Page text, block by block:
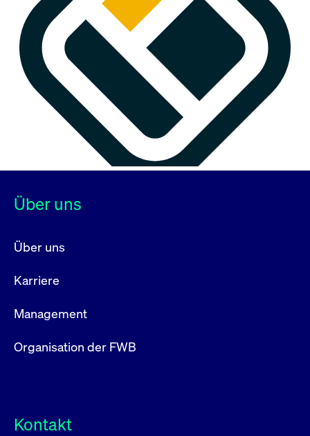
Über uns
Über uns
Karriere
Management
Organisation der FWB
Kontakt